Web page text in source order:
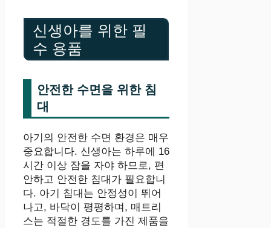
신생아를 위한 필
수 용품
안전한 수면을 위한 침
대
아기의 안전한 수면 환경은 매우
중요합니다. 신생아는 하루에 16
시간 이상 잠을 자야 하므로, 편
안하고 안전한 침대가 필요합니
다. 아기 침대는 안정성이 뛰어
나고, 바닥이 평평하며, 매트리
스는 적절한 경도를 가진 제품을